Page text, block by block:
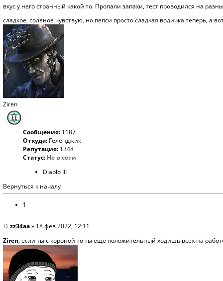
вкус у него странный какой то. Пропали запахи, тест проводился на
сладкое, соленое чувствую, но пепси просто сладкая водичка теперь, а
Ziren
Сообщения: 1187
Откуда: Геленджик
Репутация: 1348
Статус: Не в сети
Diablo III
Вернуться к началу
1
zz34aa» 18 фев 2022, 12:11
Ziren, если ты с короной то ты еще положительный ходишь всех на